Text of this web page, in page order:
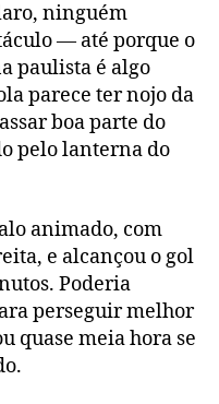
ninguém
— até porque o
paulista é algo
parece ter nojo da
boa parte do
pelo lanterna do
animado, com
e alcançou o gol
Poderia
perseguir melhor
quase meia hora se